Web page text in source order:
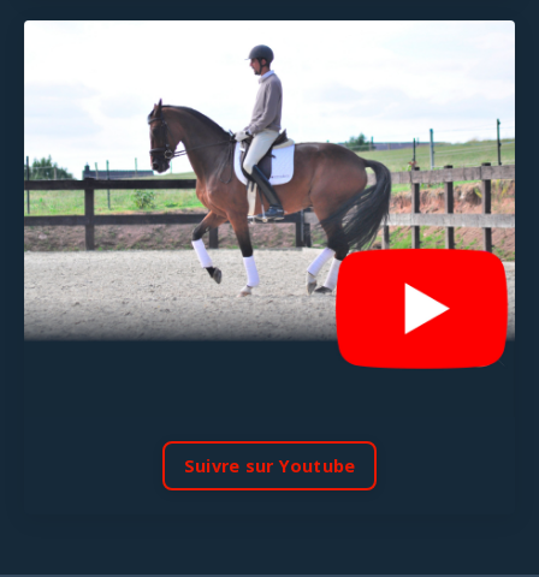
Suivre sur Youtube